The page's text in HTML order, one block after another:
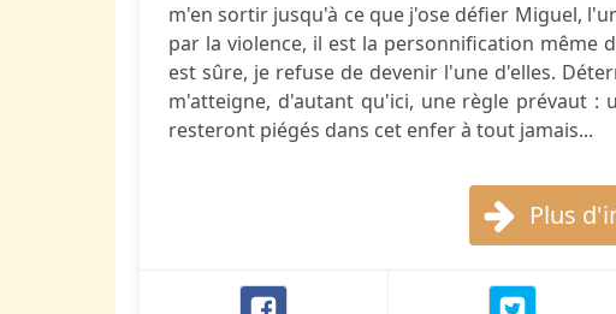
m'en sortir jusqu'à ce que j'ose défier Miguel,
par la violence, il est la personnification même
est sûre, je refuse de devenir l'une d'elles.
m'atteigne, d'autant qu'ici, une règle prévaut :
resteront piégés dans cet enfer à tout jamais...
Plus